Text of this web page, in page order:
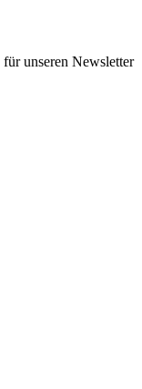
unseren Newsletter